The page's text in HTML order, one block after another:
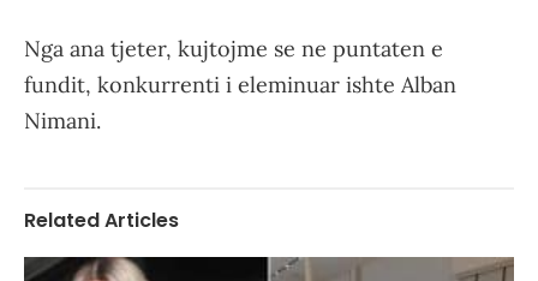
Nga ana tjeter, kujtojme se ne puntaten e
fundit, konkurrenti i eleminuar ishte Alban
Nimani.
Related Articles